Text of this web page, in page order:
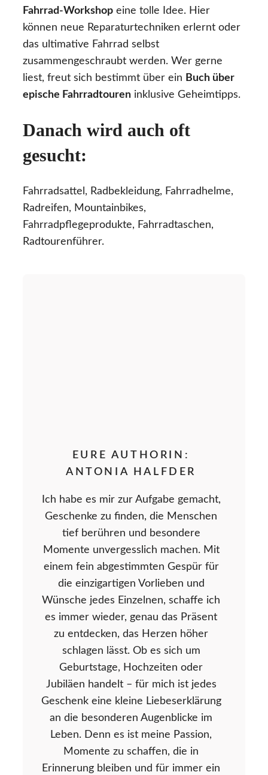
Fahrrad-Workshop eine tolle Idee. Hier
können neue Reparaturtechniken erlernt oder
das ultimative Fahrrad selbst
zusammengeschraubt werden. Wer gerne
liest, freut sich bestimmt über ein Buch über
epische Fahrradtouren inklusive Geheimtipps.
Danach wird auch oft
gesucht:
Fahrradsattel, Radbekleidung, Fahrradhelme,
Radreifen, Mountainbikes,
Fahrradpflegeprodukte, Fahrradtaschen,
Radtourenführer.
EURE AUTHORIN:
ANTONIA HALFDER
Ich habe es mir zur Aufgabe gemacht,
Geschenke zu finden, die Menschen
tief berühren und besondere
Momente unvergesslich machen. Mit
einem fein abgestimmten Gespür für
die einzigartigen Vorlieben und
Wünsche jedes Einzelnen, schaffe ich
es immer wieder, genau das Präsent
zu entdecken, das Herzen höher
schlagen lässt. Ob es sich um
Geburtstage, Hochzeiten oder
Jubiläen handelt – für mich ist jedes
Geschenk eine kleine Liebeserklärung
an die besonderen Augenblicke im
Leben. Denn es ist meine Passion,
Momente zu schaffen, die in
Erinnerung bleiben und für immer ein